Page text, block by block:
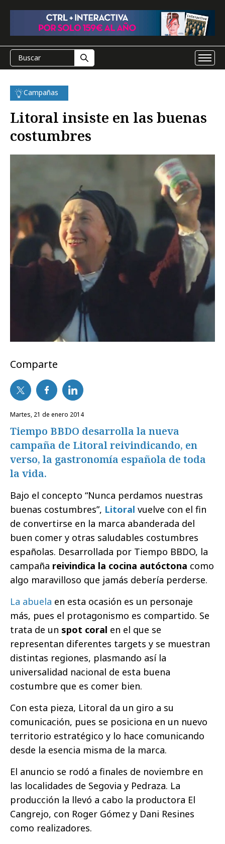
Campañas
Litoral insiste en las buenas
costumbres
Comparte
martes, 21 de enero 2014
Tiempo BBDO desarrolla la nueva
campaña de Litoral reivindicando, en
verso, la gastronomía española de toda
la vida.
Bajo el concepto “Nunca perdamos nuestras
buenas costumbres”, Litoral vuelve con el fin
de convertirse en la marca abanderada del
buen comer y otras saludables costumbres
españolas. Desarrollada por Tiempo BBDO, la
campaña reivindica la cocina autóctona como
algo maravilloso que jamás debería perderse.
La abuela en esta ocasión es un personaje
más, pues el protagonismo es compartido. Se
trata de un spot coral en el que se
representan diferentes targets y se muestran
distintas regiones, plasmando así la
universalidad nacional de esta buena
costumbre que es comer bien.
Con esta pieza, Litoral da un giro a su
comunicación, pues se posiciona en un nuevo
territorio estratégico y lo hace comunicando
desde la esencia misma de la marca.
El anuncio se rodó a finales de noviembre en
las localidades de Segovia y Pedraza. La
producción la llevó a cabo la productora El
Cangrejo, con Roger Gómez y Dani Resines
como realizadores.